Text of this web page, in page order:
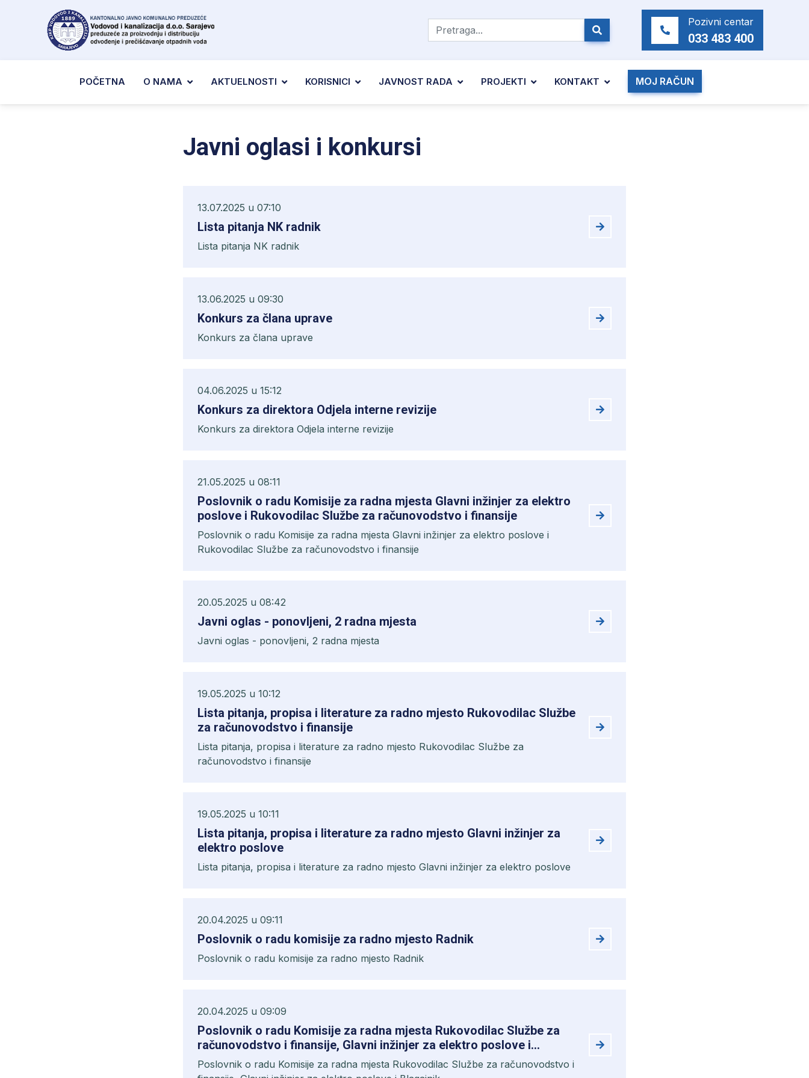
Pozivni centar
033 483 400
POČETNA O NAMA AKTUELNOSTI KORISNICI JAVNOST RADA PROJEKTI KONTAKT MOJ RAČUN
Javni oglasi i konkursi
13.07.2025 u 07:10
Lista pitanja NK radnik
Lista pitanja NK radnik
13.06.2025 u 09:30
Konkurs za člana uprave
Konkurs za člana uprave
04.06.2025 u 15:12
Konkurs za direktora Odjela interne revizije
Konkurs za direktora Odjela interne revizije
21.05.2025 u 08:11
Poslovnik o radu Komisije za radna mjesta Glavni inžinjer za elektro
poslove i Rukovodilac Službe za računovodstvo i finansije
Poslovnik o radu Komisije za radna mjesta Glavni inžinjer za elektro poslove i
Rukovodilac Službe za računovodstvo i finansije
20.05.2025 u 08:42
Javni oglas - ponovljeni, 2 radna mjesta
Javni oglas - ponovljeni, 2 radna mjesta
19.05.2025 u 10:12
Lista pitanja, propisa i literature za radno mjesto Rukovodilac Službe
za računovodstvo i finansije
Lista pitanja, propisa i literature za radno mjesto Rukovodilac Službe za
računovodstvo i finansije
19.05.2025 u 10:11
Lista pitanja, propisa i literature za radno mjesto Glavni inžinjer za
elektro poslove
Lista pitanja, propisa i literature za radno mjesto Glavni inžinjer za elektro poslove
20.04.2025 u 09:11
Poslovnik o radu komisije za radno mjesto Radnik
Poslovnik o radu komisije za radno mjesto Radnik
20.04.2025 u 09:09
Poslovnik o radu Komisije za radna mjesta Rukovodilac Službe za
računovodstvo i finansije, Glavni inžinjer za elektro poslove i
Blagajnik
Poslovnik o radu Komisije za radna mjesta Rukovodilac Službe za računovodstvo i